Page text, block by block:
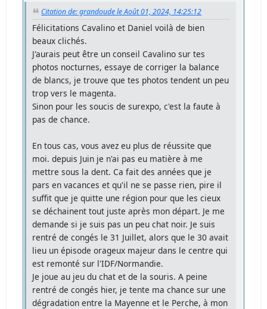
Citation de: grandoude le Août 01, 2024, 14:25:12
Félicitations Cavalino et Daniel voilà de bien
beaux clichés.
J'aurais peut être un conseil Cavalino sur tes
photos nocturnes, essaye de corriger la balance
de blancs, je trouve que tes photos tendent un peu
trop vers le magenta.
Sinon pour les soucis de surexpo, c'est la faute à
pas de chance.
En tous cas, vous avez eu plus de réussite que
moi. depuis Juin je n'ai pas eu matière à me
mettre sous la dent. Ca fait des années que je
pars en vacances et qu'il ne se passe rien, pire il
suffit que je quitte une région pour que les cieux
se déchainent tout juste après mon départ. Je me
demande si je suis pas un peu chat noir. Je suis
rentré de congés le 31 Juillet, alors que le 30 avait
lieu un épisode orageux majeur dans le centre qui
est remonté sur l'IDF/Normandie.
Je joue au jeu du chat et de la souris. A peine
rentré de congés hier, je tente ma chance sur une
dégradation entre la Mayenne et le Perche, à mon